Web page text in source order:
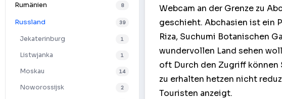
Rumänien 8
Russland 39
Jekaterinburg 1
Listwjanka 1
Moskau 14
Noworossijsk 2
Webcam an der Grenze zu
geschieht. Abchasien ist ein
Riza, Suchumi Botanischen
wundervollen Land sehen
oft Durch den Zugriff können
zu erhalten hetzen nicht
Touristen anzeigt.